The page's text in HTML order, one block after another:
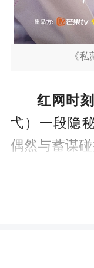
《
红网时
弋）一段隐
偶然与蓄谋
成“冷漠同
宁、魏哲鸣